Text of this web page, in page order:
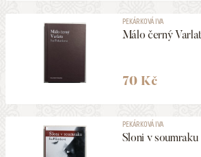
PEKÁRKOVÁ IVA
Málo černý
70 Kč
PEKÁRKOVÁ IVA
Sloni v soumraku